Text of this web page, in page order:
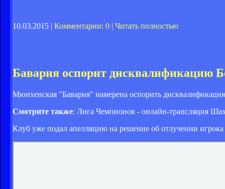
10.03.2015 | Комментарии: 0 | Читать полностью
Бавария оспорит дисквалификацию
Мюнхенская "Бавария" намерена оспорить
Смотрите также: Лига Чемпионов - онлайн-трансляция
Клуб уже подал апелляцию на решение об отлучении